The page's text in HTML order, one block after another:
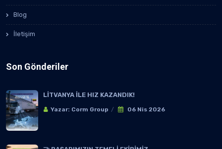
Blog
İletişim
Son Gönderiler
LİTVANYA İLE HIZ KAZANDIK!
Yazar: Corm Group 06 Nis 2026